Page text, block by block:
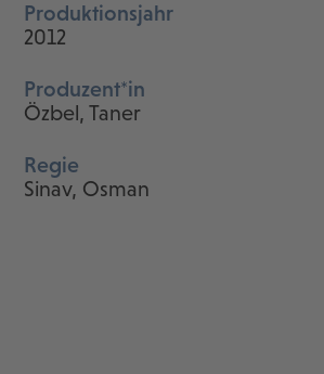
Produktionsjahr
2012
Produzent*in
Özbel, Taner
Regie
Sinav, Osman